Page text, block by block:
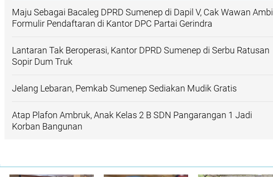
Maju Sebagai Bacaleg DPRD Sumenep di Dapil V, Cak Wawan Ambil
Formulir Pendaftaran di Kantor DPC Partai Gerindra
Lantaran Tak Beroperasi, Kantor DPRD Sumenep di Serbu Ratusan
Sopir Dum Truk
Jelang Lebaran, Pemkab Sumenep Sediakan Mudik Gratis
Atap Plafon Ambruk, Anak Kelas 2 B SDN Pangarangan 1 Jadi
Korban Bangunan